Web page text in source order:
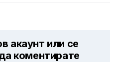
акаунт или се
коментирате